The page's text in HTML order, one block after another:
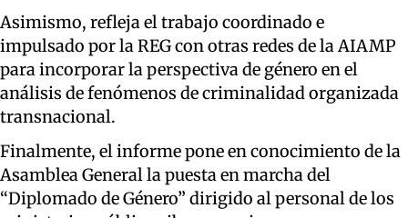
Asimismo, refleja el trabajo coordinado e
impulsado por la REG con otras redes de la AIAMP
para incorporar la perspectiva de género en el
análisis de fenómenos de criminalidad organizada
transnacional.
Finalmente, el informe pone en conocimiento de la
Asamblea General la puesta en marcha del
“Diplomado de Género” dirigido al personal de los